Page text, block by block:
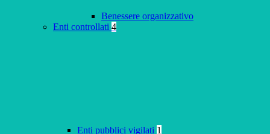
Benessere organizzativo
Enti controllati 4
Enti pubblici vigilati 1